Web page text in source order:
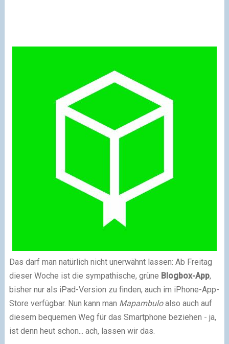
Das darf man natürlich nicht unerwähnt lassen: Ab Freitag
dieser Woche ist die sympathische, grüne Blogbox-App,
bisher nur als iPad-Version zu finden, auch im iPhone-App-
Store verfügbar. Nun kann man Mapambuloalso auch auf
diesem bequemen Weg für das Smartphone beziehen - ja,
ist denn heut schon... ach, lassen wir das.